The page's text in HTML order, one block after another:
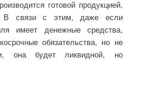
готовой продукцией,
В связи с этим, даже если
имеет денежные средства,
обязательства, но не
она будет ликвидной, но